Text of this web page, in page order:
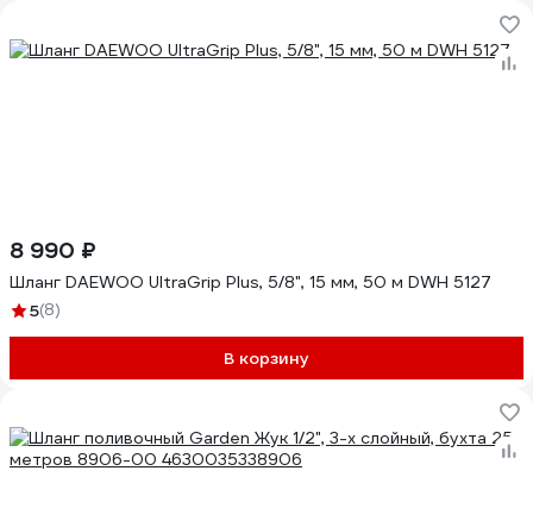
8 990 ₽
Шланг DAEWOO UltraGrip Plus, 5/8", 15 мм, 50 м DWH 5127
5(8)
В корзину